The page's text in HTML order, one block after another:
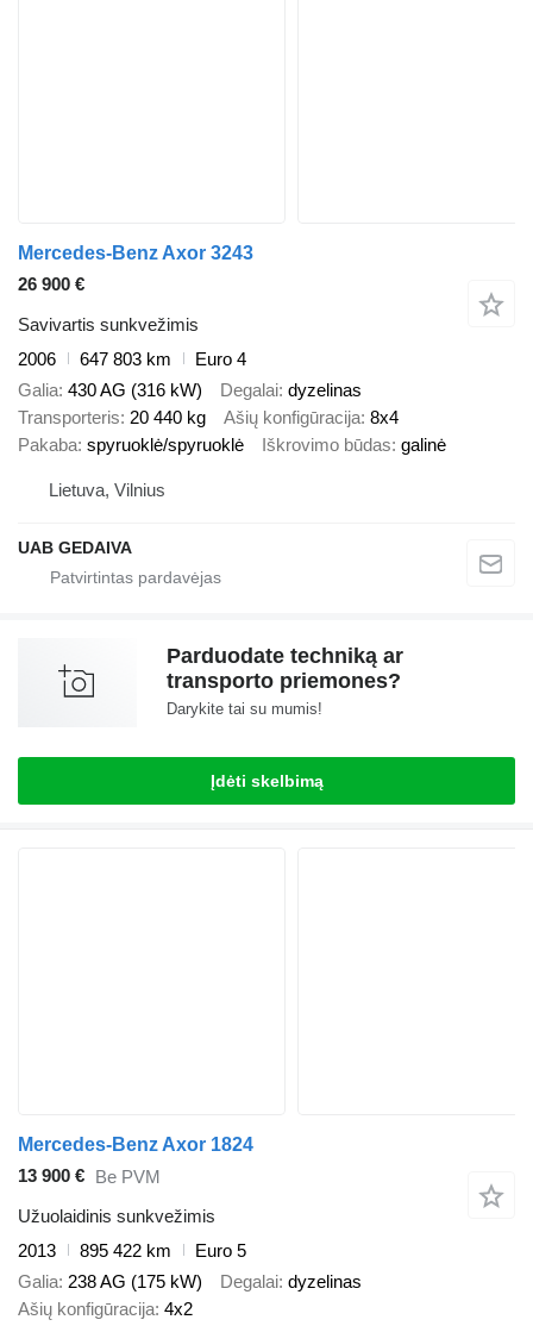
Mercedes-Benz Axor 3243
26 900 €
Savivartis sunkvežimis
2006
647 803 km
Euro 4
Galia 430 AG (316 kW) Degalai dyzelinas
Transporteris 20 440 kg Ašių konfigūracija 8x4
Pakaba spyruoklė/spyruoklė Iškrovimo būdas galinė
Lietuva, Vilnius
UAB GEDAIVA
Parduodate techniką ar
transporto priemones?
Darykite tai su mumis!
Įdėti skelbimą
Mercedes-Benz Axor 1824
13 900 € Be PVM
Užuolaidinis sunkvežimis
2013
895 422 km
Euro 5
Galia 238 AG (175 kW) Degalai dyzelinas
Ašių konfigūracija 4x2